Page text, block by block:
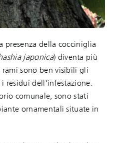
presenza della cocciniglia
japonica) diventa più
sono ben visibili gli
residui dell’infestazione.
comunale, sono stati
ornamentali situate in